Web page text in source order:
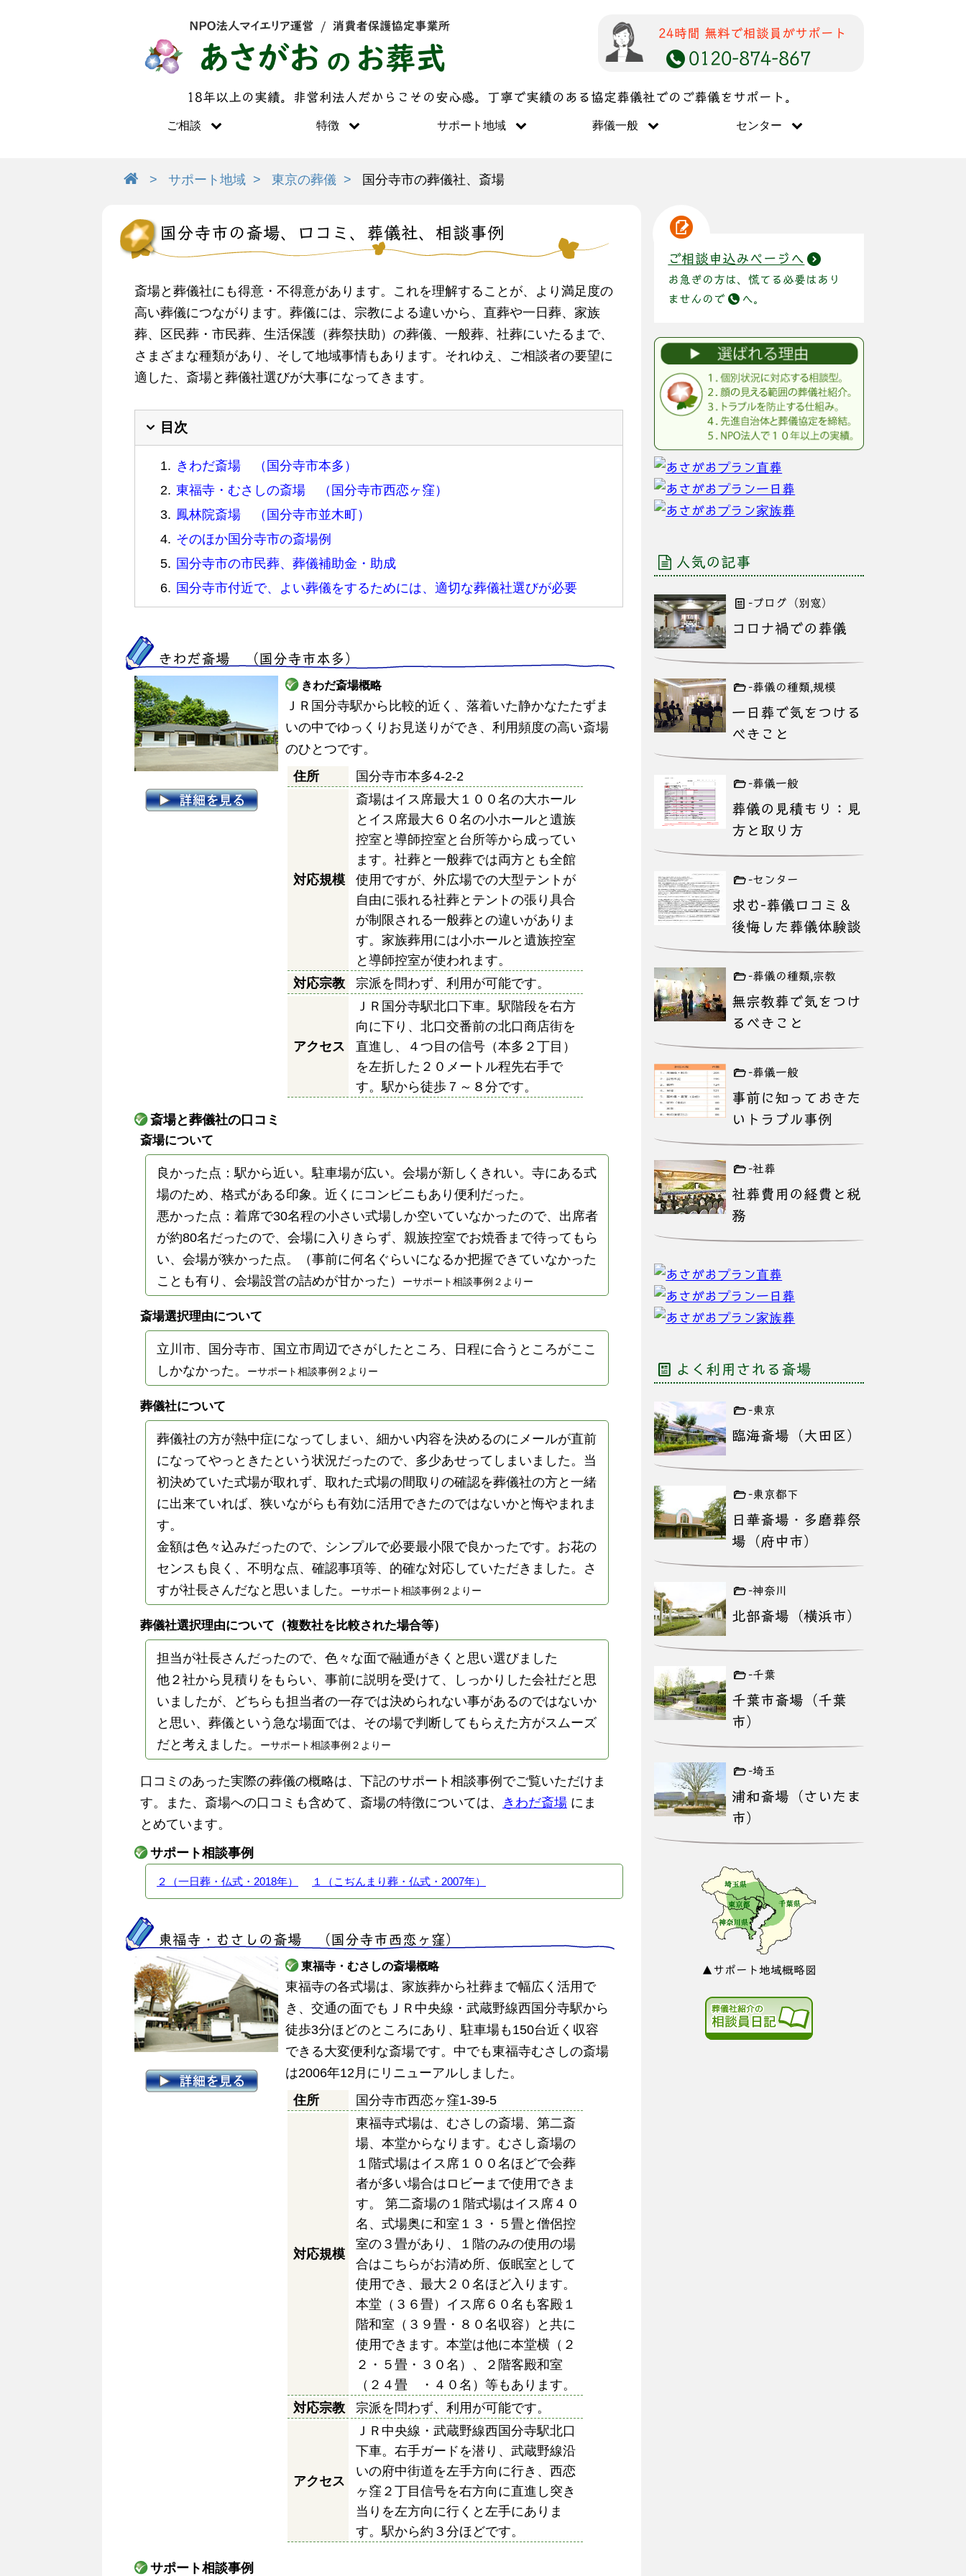
24時間 無料で相談員がサポート
0120-874-867
18年以上の実績。非営利法人だからこその安心感。丁寧で実績のある協定葬儀社でのご葬儀をサポート。
ご相談 特徴 サポート地域 葬儀一般 センター
サポート地域 東京の葬儀 国分寺市の葬儀社、斎場
国分寺市の斎場、口コミ、葬儀社、相談事例
斎場と葬儀社にも得意・不得意があります。これを理解することが、より満足度の
高い葬儀につながります。葬儀には、宗教による違いから、直葬や一日葬、家族
葬、区民葬・市民葬、生活保護（葬祭扶助）の葬儀、一般葬、社葬にいたるまで、
さまざまな種類があり、そして地域事情もあります。それゆえ、ご相談者の要望に
適した、斎場と葬儀社選びが大事になってきます。
目次
きわだ斎場 （国分寺市本多）
東福寺・むさしの斎場 （国分寺市西恋ヶ窪）
鳳林院斎場 （国分寺市並木町）
そのほか国分寺市の斎場例
国分寺市の市民葬、葬儀補助金・助成
国分寺市付近で、よい葬儀をするためには、適切な葬儀社選びが必要
きわだ斎場 （国分寺市本多）
きわだ斎場概略
ＪＲ国分寺駅から比較的近く、落着いた静かなたたずま
いの中でゆっくりお見送りができ、利用頻度の高い斎場
のひとつです。
住所
国分寺市本多4-2-2
対応規模
斎場はイス席最大１００名の大ホール
とイス席最大６０名の小ホールと遺族
控室と導師控室と台所等から成ってい
ます。社葬と一般葬では両方とも全館
使用ですが、外広場での大型テントが
自由に張れる社葬とテントの張り具合
が制限される一般葬との違いがありま
す。家族葬用には小ホールと遺族控室
と導師控室が使われます。
対応宗教
宗派を問わず、利用が可能です。
アクセス
ＪＲ国分寺駅北口下車。駅階段を右方
向に下り、北口交番前の北口商店街を
直進し、４つ目の信号（本多２丁目）
を左折した２０メートル程先右手で
す。駅から徒歩７～８分です。
斎場と葬儀社の口コミ
斎場について
良かった点：駅から近い。駐車場が広い。会場が新しくきれい。寺にある式
場のため、格式がある印象。近くにコンビニもあり便利だった。
悪かった点：着席で30名程の小さい式場しか空いていなかったので、出席者
が約80名だったので、会場に入りきらず、親族控室でお焼香まで待ってもら
い、会場が狭かった点。（事前に何名ぐらいになるか把握できていなかった
ことも有り、会場設営の詰めが甘かった）
ーサポート相談事例２よりー
斎場選択理由について
立川市、国分寺市、国立市周辺でさがしたところ、日程に合うところがここ
しかなかった。
ーサポート相談事例２よりー
葬儀社について
葬儀社の方が熱中症になってしまい、細かい内容を決めるのにメールが直前
になってやっときたという状況だったので、多少あせってしまいました。当
初決めていた式場が取れず、取れた式場の間取りの確認を葬儀社の方と一緒
に出来ていれば、狭いながらも有効に活用できたのではないかと悔やまれま
す。
金額は色々込みだったので、シンプルで必要最小限で良かったです。お花の
センスも良く、不明な点、確認事項等、的確な対応していただきました。さ
すが社長さんだなと思いました。
ーサポート相談事例２よりー
葬儀社選択理由について（複数社を比較された場合等）
担当が社長さんだったので、色々な面で融通がきくと思い選びました
他２社から見積りをもらい、事前に説明を受けて、しっかりした会社だと思
いましたが、どちらも担当者の一存では決められない事があるのではないか
と思い、葬儀という急な場面では、その場で判断してもらえた方がスムーズ
だと考えました。
ーサポート相談事例２よりー
口コミのあった実際の葬儀の概略は、下記のサポート相談事例でご覧いただけま
す。また、斎場への口コミも含めて、斎場の特徴については、 きわだ斎場 にま
とめています。
サポート相談事例
２（一日葬・仏式・2018年） １（こぢんまり葬・仏式・2007年）
東福寺・むさしの斎場 （国分寺市西恋ヶ窪）
東福寺・むさしの斎場概略
東福寺の各式場は、家族葬から社葬まで幅広く活用で
き、交通の面でもＪＲ中央線・武蔵野線西国分寺駅から
徒歩3分ほどのところにあり、駐車場も150台近く収容
できる大変便利な斎場です。中でも東福寺むさしの斎場
は2006年12月にリニューアルしました。
住所
国分寺市西恋ヶ窪1-39-5
対応規模
東福寺式場は、むさしの斎場、第二斎
場、本堂からなります。むさし斎場の
１階式場はイス席１００名ほどで会葬
者が多い場合はロビーまで使用できま
す。 第二斎場の１階式場はイス席４０
名、式場奥に和室１３・５畳と僧侶控
室の３畳があり、１階のみの使用の場
合はこちらがお清め所、仮眠室として
使用でき、最大２０名ほど入ります。
本堂（３６畳）イス席６０名も客殿１
階和室（３９畳・８０名収容）と共に
使用できます。本堂は他に本堂横（２
２・５畳・３０名）、２階客殿和室
（２４畳 ・４０名）等もあります。
対応宗教
宗派を問わず、利用が可能です。
アクセス
ＪＲ中央線・武蔵野線西国分寺駅北口
下車。右手ガードを潜り、武蔵野線沿
いの府中街道を左手方向に行き、西恋
ヶ窪２丁目信号を右方向に直進し突き
当りを左方向に行くと左手にありま
す。駅から約３分ほどです。
サポート相談事例
ご相談申込みページへ
お急ぎの方は、慌てる必要はあり
ませんので
へ。
人気の記事
-ブログ（別窓）
コロナ禍での葬儀
-葬儀の種類,規模
一日葬で気をつける
べきこと
-葬儀一般
葬儀の見積もり：見
方と取り方
-センター
求む-葬儀口コミ＆
後悔した葬儀体験談
-葬儀の種類,宗教
無宗教葬で気をつけ
るべきこと
-葬儀一般
事前に知っておきた
いトラブル事例
-社葬
社葬費用の経費と税
務
よく利用される斎場
-東京
臨海斎場（大田区）
-東京都下
日華斎場・多磨葬祭
場（府中市）
-神奈川
北部斎場（横浜市）
-千葉
千葉市斎場（千葉
市）
-埼玉
浦和斎場（さいたま
市）
▲サポート地域概略図